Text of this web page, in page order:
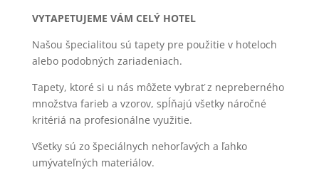
VYTAPETUJEME VÁM CELÝ HOTEL
Našou špecialitou sú tapety pre použitie v hoteloch
alebo podobných zariadeniach.
Tapety, ktoré si u nás môžete vybrať z nepreberného
množstva farieb a vzorov, spĺňajú všetky náročné
kritériá na profesionálne využitie.
Všetky sú zo špeciálnych nehorľavých a ľahko
umývateľných materiálov.